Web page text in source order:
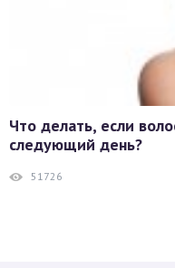
Что делать, если
следующий день?
51726